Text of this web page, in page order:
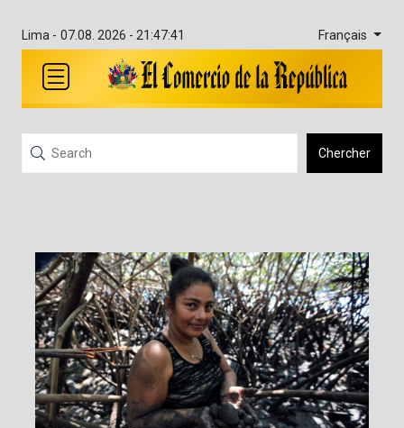
Lima - 07.08. 2026 - 21:47:41 Français
Chercher